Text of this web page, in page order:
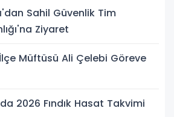
Sahil Güvenlik Tim
Ziyaret
Müftüsü Ali Çelebi Göreve
2026 Fındık Hasat Takvimi